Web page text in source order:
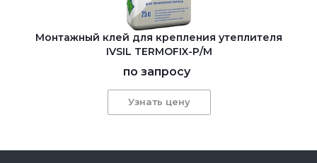
Монтажный клей для крепления утеплителя
IVSIL TERMOFIX-Р/М
по запросу
Узнать цену